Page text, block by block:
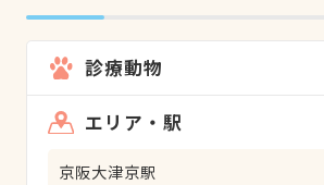
診療動物
エリア・駅
京阪大津京駅